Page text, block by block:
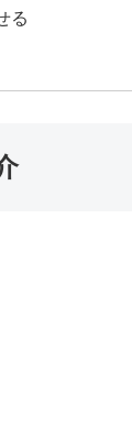
る